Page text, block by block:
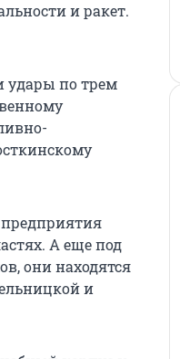
и ракет.
удары по трем
А еще под
они находятся
и